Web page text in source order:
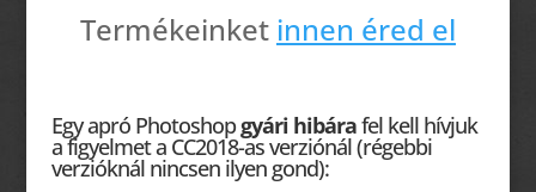
Termékeinket innen éred el
Egy apró Photoshopgyári hibárafel kell hívjuk
a figyelmet a CC2018-as verziónál (régebbi
verzióknál nincsen ilyen gond):